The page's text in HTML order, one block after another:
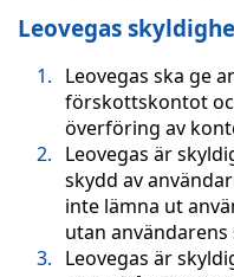
Leovegas
Leovegas ska ge
förskottskontot
överföring av
Leovegas är
skydd av
inte lämna ut
utan användarens
Leovegas är